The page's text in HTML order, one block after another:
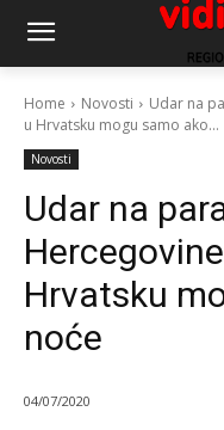
Home Novosti
Udar na
u Hrvatsku mogu samo ako...
Novosti
Udar na
Hrvatsku
noće
04/07/2020